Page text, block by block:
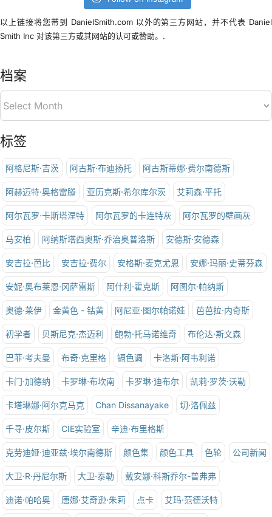
以上链接将您带到 DanielSmith.com 以外的第三方网站，并不代表 Daniel
Smith Inc 对该第三方或其网站的认可或赞助。.
档案
标签
阿格尼斯·吉茨 阿古斯·布迪扬托 阿古斯蒂娜·费尔南德斯
阿赫迈特·奥格雷滕 亚历克斯·希尔库尔茨 艾莉森·平托
阿尔瓦罗·卡斯塔涅特 阿尔瓦罗的卡连特灰 阿尔瓦罗的壁画灰
马安柏 阿纳斯塔西奥斯·乔治奥普洛斯 安德斯·安德森
安吉拉·芭比 安吉拉·费尔 安格斯·麦克尤恩 安娜·玛丽·史蒂芬森
安妮·奥布莱恩·冈萨雷斯 阿什利·霍克斯 阿图尔·帕纳斯
奥德·莱伊 金黄色 - 钴黄 阿尼亚·图尔帕诺娃 芭芭拉·内奇斯
初学者 贝斯尼克·杰迈利 鲍勃·托马诺维奇 布伦达·斯文森
巴菲·考夫曼 布奇·克里格 镉色调 卡洛斯·阿韦利诺
卡门·加德纳 卡罗琳·布坎南 卡罗琳·迪布尔 凯莉·罗茨·沃勒
卡塔琳娜·阿尔克马克 Chan Dissanayake 切·洛佩兹
千寻·皮尔斯 CIE实验室 辛迪·布里格斯
克劳迪娅·迪亚兹·埃尔南德斯 颜色集 颜色工具 色轮 公司新闻
大卫·R·丹尼尔斯 大卫·泰勒 戴安娜·科斯乔尔-普弗弗
迪诺·帕哈奥 唐娜·艾奇逊·朱莉 点卡 艾玛·范德沃特